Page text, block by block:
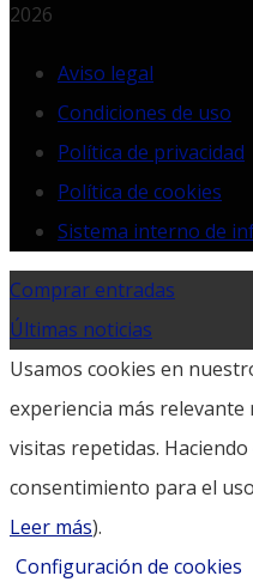
2026
Aviso legal
Condiciones de uso
Política de privacidad
Política de cookies
Sistema interno de
Comprar entradas
Últimas noticias
Usamos cookies en
experiencia más
visitas repetidas. Haciendo
consentimiento para el
Leer más).
Configuración de cookies